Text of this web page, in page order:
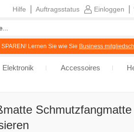
Schmutzfangmatte
Einloggen
Auftragsstatus
Hilfe
SPAREN! Lernen Sie wie Sie Business
Elektronik Accessoires